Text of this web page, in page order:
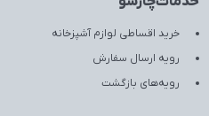
خرید اقساطی لوازم آشپزخانه
رویه ارسال سفارش
رویه‌های بازگشت